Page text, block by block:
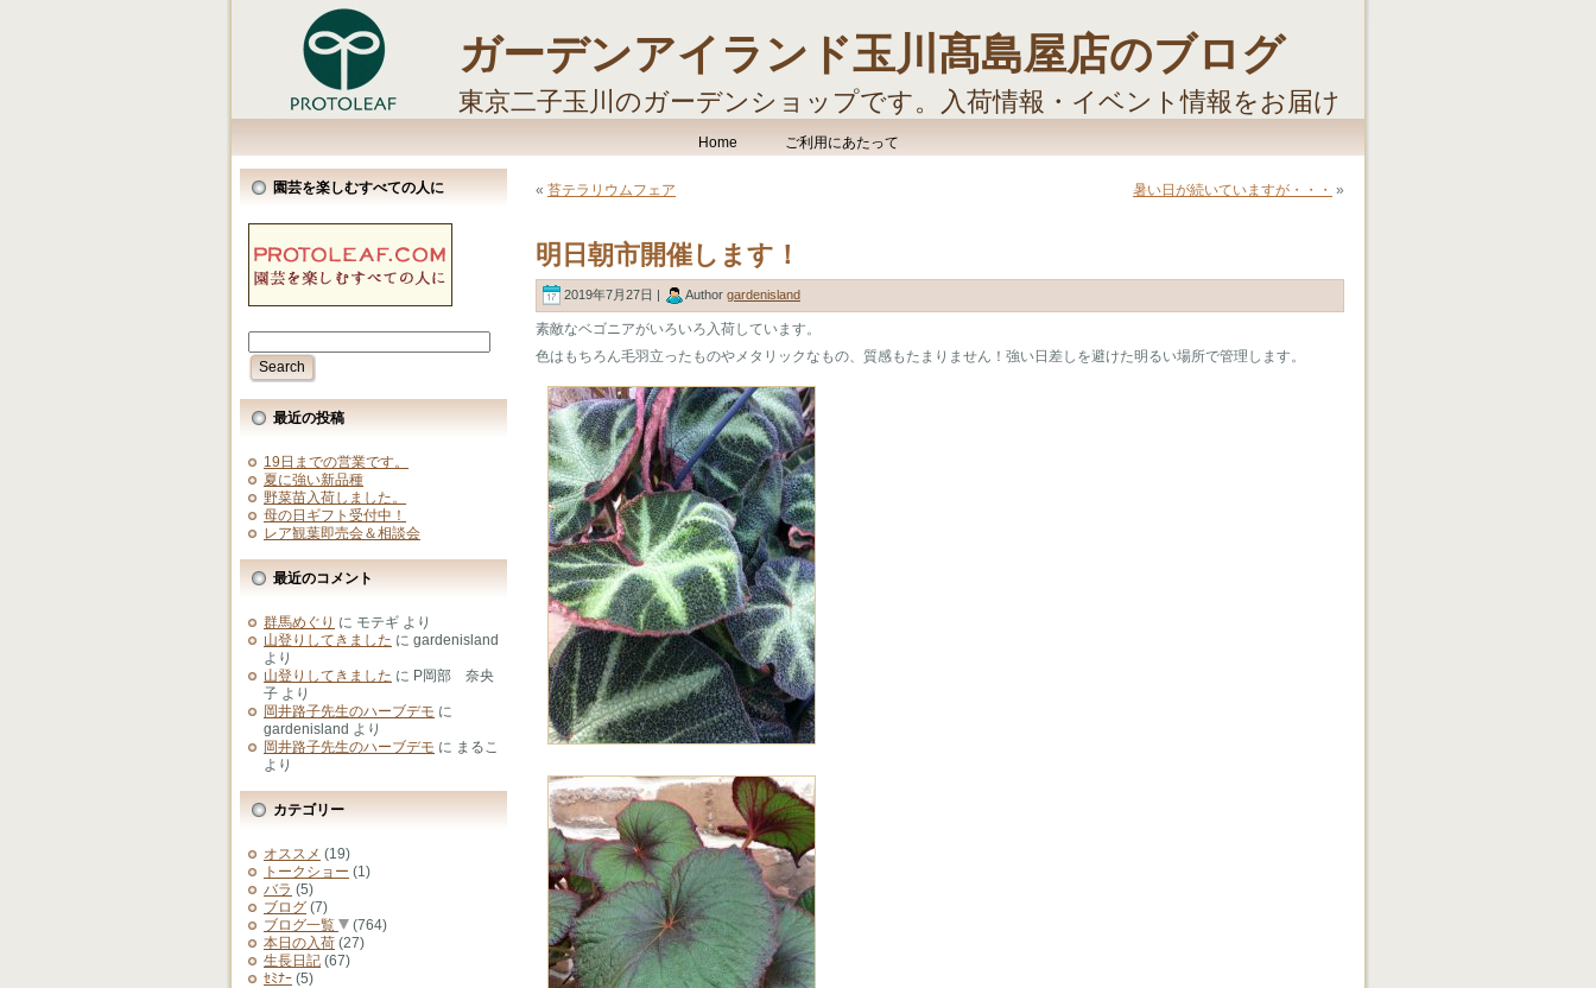
ガーデンアイランド玉川髙島屋店のブログ
東京二子玉川のガーデンショップです。入荷情報・イベント情報をお届け
Home ご利用にあたって
園芸を楽しむすべての人に
最近の投稿
19日までの営業です。
夏に強い新品種
野菜苗入荷しました。
母の日ギフト受付中！
レア観葉即売会＆相談会
最近のコメント
群馬めぐり に モテギ より
山登りしてきました に gardenisland
より
山登りしてきました に P岡部 奈央
子 より
岡井路子先生のハーブデモ に
gardenisland より
岡井路子先生のハーブデモ に まるこ
より
カテゴリー
オススメ (19)
トークショー (1)
バラ (5)
ブログ (7)
ブログ一覧
(764)
本日の入荷 (27)
生長日記 (67)
ｾﾐﾅｰ (5)
« 苔テラリウムフェア 暑い日が続いていますが・・・ »
明日朝市開催します！
2019年7月27日 | Author gardenisland
素敵なベゴニアがいろいろ入荷しています。
色はもちろん毛羽立ったものやメタリックなもの、質感もたまりません！強い日差しを避けた明るい場所で管理します。